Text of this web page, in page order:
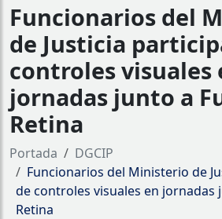
Funcionarios del
de Justicia
controles visuales
jornadas junto a
Retina
Portada
DGCIP
Funcionarios del Ministerio de
de controles visuales en jornadas
Retina